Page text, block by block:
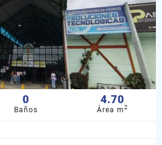
0
Baños
4.70
Área m2